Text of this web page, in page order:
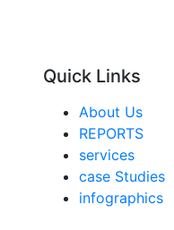
Quick Links
About Us
REPORTS
services
case Studies
infographics